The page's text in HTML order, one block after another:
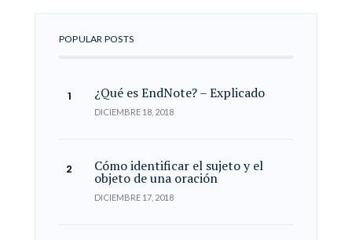
POPULAR POSTS
¿Qué es EndNote? – Explicado
DICIEMBRE 18, 2018
Cómo identificar el sujeto y el
objeto de una oración
DICIEMBRE 17, 2018